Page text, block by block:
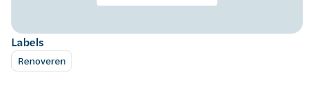
Labels
Renoveren